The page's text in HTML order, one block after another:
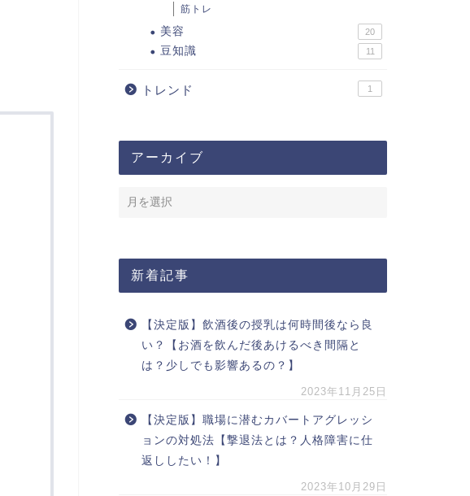
筋トレ
美容 20
豆知識 11
トレンド 1
アーカイブ
新着記事
【決定版】飲酒後の授乳は何時間後なら良
い？【お酒を飲んだ後あけるべき間隔と
は？少しでも影響あるの？】
2023年11月25日
【決定版】職場に潜むカバートアグレッシ
ョンの対処法【撃退法とは？人格障害に仕
返ししたい！】
2023年10月29日